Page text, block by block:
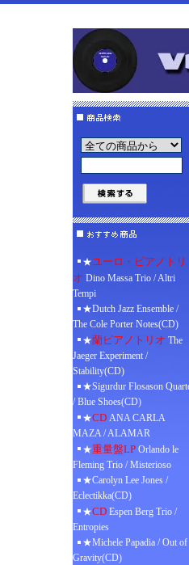
★ユーロ・ピアノトリ
オ Dino Massa Trio / Altri
Tempi
★Dutch Jazz Ensemble /
The Cole Porter Notes(CD)
★蘭ピアノトリオ The
Jaeger Experiment /
Stability(CD)
★Sigurdur Flosason
/ Blue Shoes(CD)
★CD ANA CARLA
MAZA / ALAMAR
★重量盤LP Orlando le
Fleming Trio / Misterioso
★Carolyn Lee Jones /
Eclectikka(CD)
★CD Espen Berg Trio /
Entropies
★Michele Papadia / Out of
Gravity(CD)